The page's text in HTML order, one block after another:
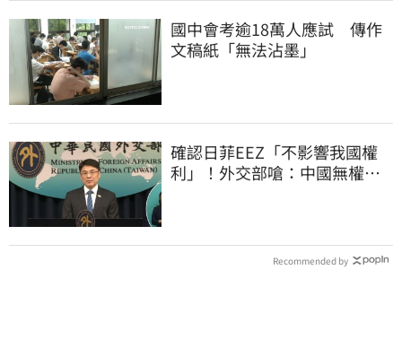
國中會考逾18萬人應試 傳作
文稿紙「無法沾墨」
確認日菲EEZ「不影響我國權
利」！外交部嗆：中國無權代
Recommended by